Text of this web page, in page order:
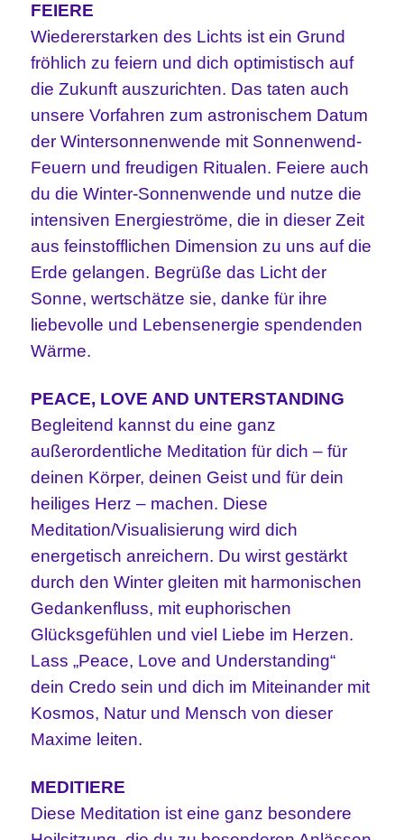
FEIERE
Wiedererstarken des Lichts ist ein Grund
fröhlich zu feiern und dich optimistisch auf
die Zukunft auszurichten. Das taten auch
unsere Vorfahren zum astronischem Datum
der Wintersonnenwende mit Sonnenwend-
Feuern und freudigen Ritualen. Feiere auch
du die Winter-Sonnenwende und nutze die
intensiven Energieströme, die in dieser Zeit
aus feinstofflichen Dimension zu uns auf die
Erde gelangen. Begrüße das Licht der
Sonne, wertschätze sie, danke für ihre
liebevolle und Lebensenergie spendenden
Wärme.
PEACE, LOVE AND UNTERSTANDING
Begleitend kannst du eine ganz
außerordentliche Meditation für dich – für
deinen Körper, deinen Geist und für dein
heiliges Herz – machen. Diese
Meditation/Visualisierung wird dich
energetisch anreichern. Du wirst gestärkt
durch den Winter gleiten mit harmonischen
Gedankenfluss, mit euphorischen
Glücksgefühlen und viel Liebe im Herzen.
Lass „Peace, Love and Understanding“
dein Credo sein und dich im Miteinander mit
Kosmos, Natur und Mensch von dieser
Maxime leiten.
MEDITIERE
Diese Meditation ist eine ganz besondere